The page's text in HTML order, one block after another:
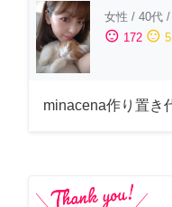
女性 / 40代 /
sentiment_satisfied 172 sentiment_neutral 5
minacena作り置き